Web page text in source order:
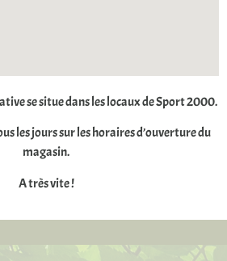
se situe dans les locaux de Sport 2000.
les jours sur les horaires d’ouverture du
magasin.
A très vite !